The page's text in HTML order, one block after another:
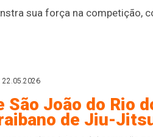
sua força na competição,
22.05.2026
São João do Rio
de Jiu-